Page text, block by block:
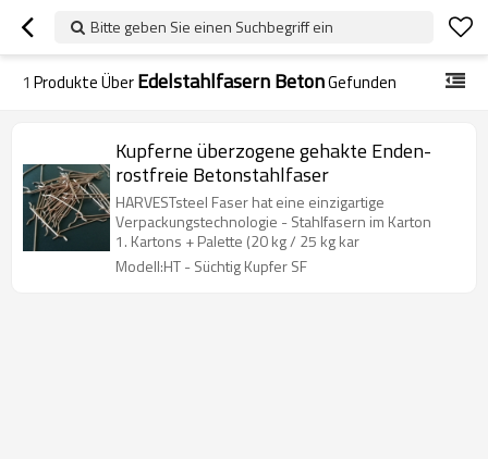
Bitte geben Sie einen Suchbegriff ein
1 Produkte ÜberEdelstahlfasern BetonGefunden
Kupferne überzogene gehakte Enden-
rostfreie Betonstahlfaser
HARVESTsteel Faser hat eine einzigartige
Verpackungstechnologie - Stahlfasern im Karton
1. Kartons + Palette (20 kg / 25 kg kar
Modell:HT - Süchtig Kupfer SF